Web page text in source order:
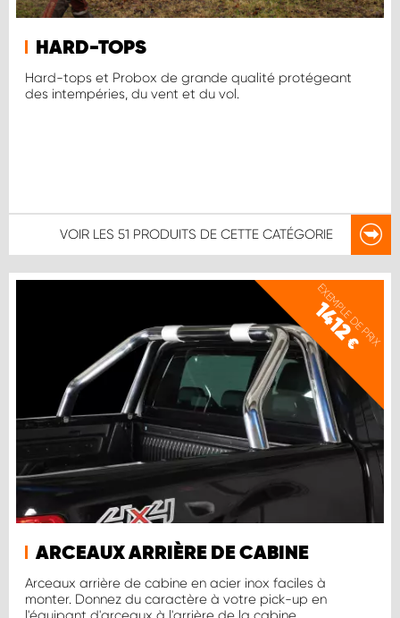
HARD-TOPS
Hard-tops et Probox de grande qualité protégeant
des intempéries, du vent et du vol.
VOIR LES 51 PRODUITS DE CETTE CATÉGORIE
EXEMPLE DE PRIX
1412
€
ARCEAUX ARRIÈRE DE CABINE
Arceaux arrière de cabine en acier inox faciles à
monter. Donnez du caractère à votre pick-up en